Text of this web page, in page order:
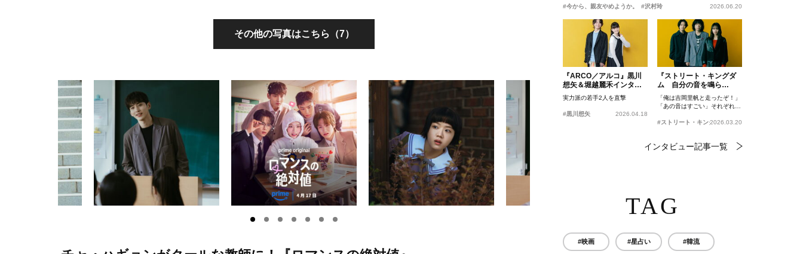
その他の写真はこちら（7）
#今から、親友やめようか。 #沢村玲 2026.06.20
『ARCO／アルコ』黒川
想矢＆堀越麗禾インタビ
ュー
実力派の若手2人を直撃
#黒川想矢 2026.04.18
『ストリート・キングダ
ム 自分の音を鳴ら
せ。』峯田和伸、若葉竜
也、吉岡里帆インタビュ
ー
「俺は吉岡里帆と走ったぞ！」
「あの音はすごい」それぞれの
#ストリート・キングダム 自分の音を鳴らせ。
2026.03.20
インタビュー記事一覧
TAG
#映画 #星占い #韓流